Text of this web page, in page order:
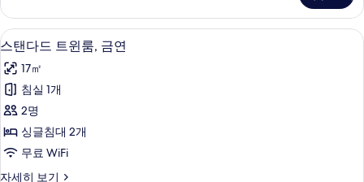
1
개,
금
연
(for
2
Guests)
사
퍼
싱
글
대
개,
금
연
(for
Guests)
스
탠
다
드
트
윈
7
스탠다드 트윈룸, 금연
17㎡
침실 1개
2명
싱글침대 2개
무료 WiFi
자세히 보기
스